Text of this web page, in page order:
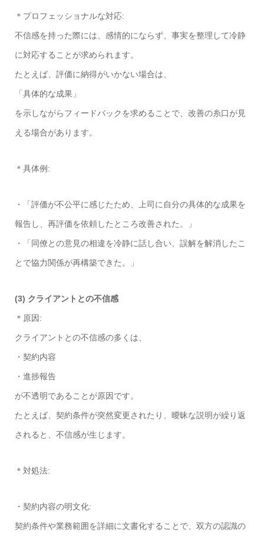
＊プロフェッショナルな対応:
不信感を持った際には、感情的にならず、事実を整理して冷静
に対応することが求められます。
たとえば、評価に納得がいかない場合は、
「具体的な成果」
を示しながらフィードバックを求めることで、改善の糸口が見
える場合があります。
＊具体例:
・「評価が不公平に感じたため、上司に自分の具体的な成果を
報告し、再評価を依頼したところ改善された。」
・「同僚との意見の相違を冷静に話し合い、誤解を解消したこ
とで協力関係が再構築できた。」
(3) クライアントとの不信感
＊原因:
クライアントとの不信感の多くは、
・契約内容
・進捗報告
が不透明であることが原因です。
たとえば、契約条件が突然変更されたり、曖昧な説明が繰り返
されると、不信感が生じます。
＊対処法:
・契約内容の明文化:
契約条件や業務範囲を詳細に文書化することで、双方の認識の